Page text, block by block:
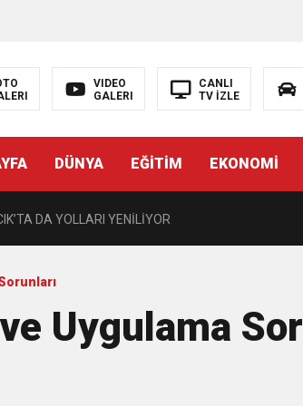
VIDEO
GALERI
CANLI
TV İZLE
DÜNYA EĞİTİM EKONOMİ
Manda ve Bostanlı temizlendi
VE KAHKAHA DOLU GECE
DA YOLLARI YENİLİYOR
TAŞINDI
gençleri İzmir’de
Uygulama